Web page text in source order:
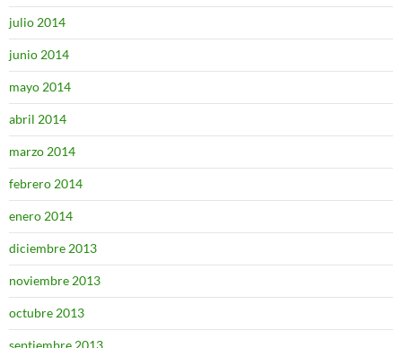
julio 2014
junio 2014
mayo 2014
abril 2014
marzo 2014
febrero 2014
enero 2014
diciembre 2013
noviembre 2013
octubre 2013
septiembre 2013